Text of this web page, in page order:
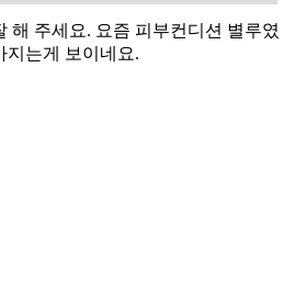
해 주세요. 요즘 피부컨디션 별루였
지는게 보이네요.